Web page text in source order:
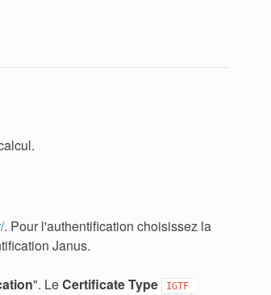
. Pour l'authentification choisissez la
Janus.
". LeCertificate Type
IGTF